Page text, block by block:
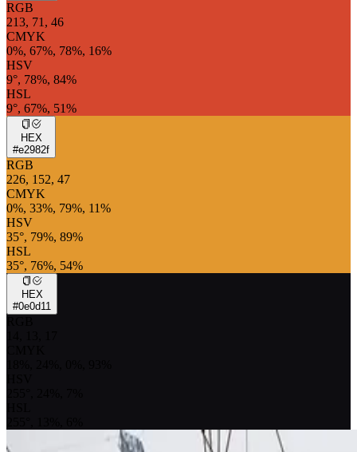
RGB
213, 71, 46
CMYK
0%, 67%, 78%, 16%
HSV
9°, 78%, 84%
HSL
9°, 67%, 51%
HEX
#e2982f
RGB
226, 152, 47
CMYK
0%, 33%, 79%, 11%
HSV
35°, 79%, 89%
HSL
35°, 76%, 54%
HEX
#0e0d11